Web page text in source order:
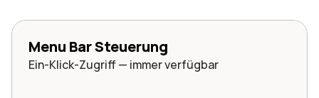
Menu Bar Steuerung
Ein-Klick-Zugriff — immer verfügbar